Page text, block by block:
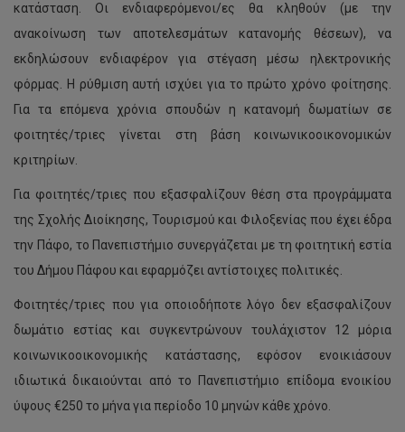
κατάσταση. Οι ενδιαφερόμενοι/ες θα κληθούν (με την
ανακοίνωση των αποτελεσμάτων κατανομής θέσεων), να
εκδηλώσουν ενδιαφέρον για στέγαση μέσω ηλεκτρονικής
φόρμας. Η ρύθμιση αυτή ισχύει για το πρώτο χρόνο φοίτησης.
Για τα επόμενα χρόνια σπουδών η κατανομή δωματίων σε
φοιτητές/τριες γίνεται στη βάση κοινωνικοοικονομικών
κριτηρίων.
Για φοιτητές/τριες που εξασφαλίζουν θέση στα προγράμματα
της Σχολής Διοίκησης, Τουρισμού και Φιλοξενίας που έχει έδρα
την Πάφο, το Πανεπιστήμιο συνεργάζεται με τη φοιτητική εστία
του Δήμου Πάφου και εφαρμόζει αντίστοιχες πολιτικές.
Φοιτητές/τριες που για οποιοδήποτε λόγο δεν εξασφαλίζουν
δωμάτιο εστίας και συγκεντρώνουν τουλάχιστον 12 μόρια
κοινωνικοοικονομικής κατάστασης, εφόσον ενοικιάσουν
ιδιωτικά δικαιούνται από το Πανεπιστήμιο επίδομα ενοικίου
ύψους €250 το μήνα για περίοδο 10 μηνών κάθε χρόνο.